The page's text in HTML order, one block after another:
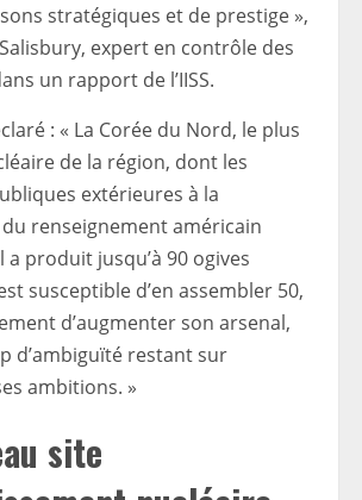
stratégiques et de prestige »,
expert en contrôle des
un rapport de l’IISS.
: « La Corée du Nord, le plus
de la région, dont les
extérieures à la
renseignement américain
a produit jusqu’à 90 ogives
susceptible d’en assembler 50,
d’augmenter son arsenal,
d’ambiguïté restant sur
ambitions. »
site